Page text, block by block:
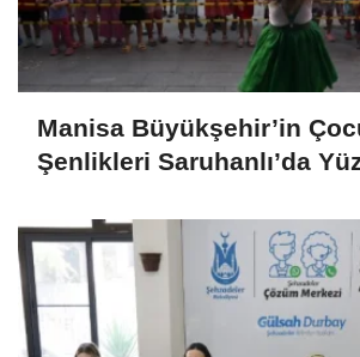
Manisa Büyükşehir’in
Şenlikleri Saruhanlı’da